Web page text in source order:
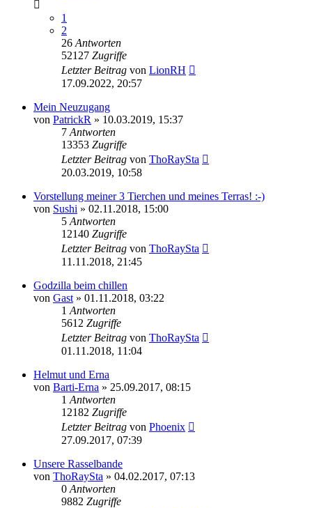
1
2
26 Antworten
52127 Zugriffe
Letzter Beitrag von LionRH
17.09.2022, 20:57
Mein Neuzugang
von PatrickR » 10.03.2019, 15:37
7 Antworten
13353 Zugriffe
Letzter Beitrag von ThoRaySta
20.03.2019, 10:58
Vorstellung meiner 3 Tierchen und meines Terras! :-)
von Sushi » 02.11.2018, 15:00
5 Antworten
12140 Zugriffe
Letzter Beitrag von ThoRaySta
11.11.2018, 21:45
Godzilla beim chillen
von Gast » 01.11.2018, 03:22
1 Antworten
5612 Zugriffe
Letzter Beitrag von ThoRaySta
01.11.2018, 11:04
Helmut und Erna
von Barti-Erna » 25.09.2017, 08:15
1 Antworten
12182 Zugriffe
Letzter Beitrag von Phoenix
27.09.2017, 07:39
Unsere Rasselbande
von ThoRaySta » 04.02.2017, 07:13
0 Antworten
9882 Zugriffe